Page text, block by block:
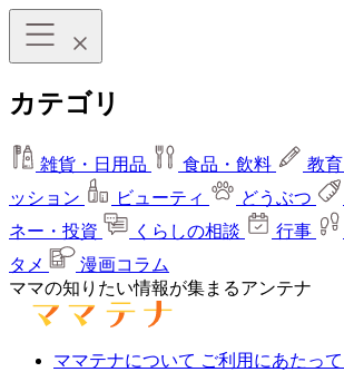
カテゴリ
雑貨・日用品 食品・飲料 教育
ッション
ビューティ どうぶつ
ネー・投資
くらしの相談 行事
タメ
漫画コラム
ママの知りたい情報が集まるアンテナ
ママテナについて ご利用にあたって